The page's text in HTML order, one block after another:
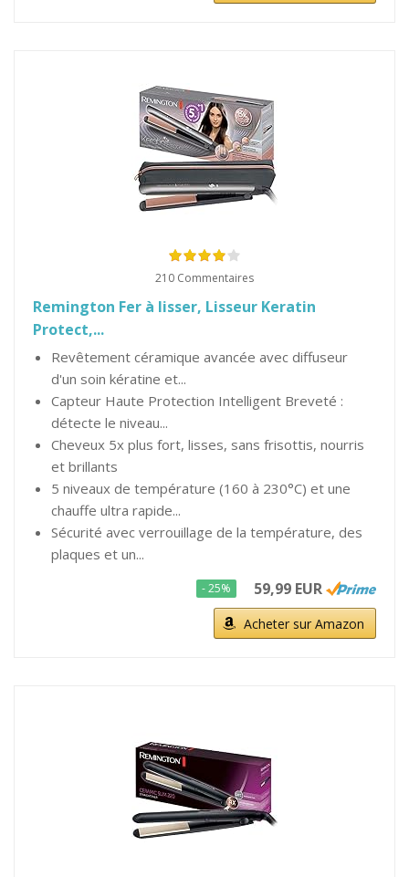
210 Commentaires
Remington Fer à lisser, Lisseur Keratin
Protect,...
Revêtement céramique avancée avec diffuseur
d'un soin kératine et...
Capteur Haute Protection Intelligent Breveté :
détecte le niveau...
Cheveux 5x plus fort, lisses, sans frisottis, nourris
et brillants
5 niveaux de température (160 à 230°C) et une
chauffe ultra rapide...
Sécurité avec verrouillage de la température, des
plaques et un...
- 25% 59,99 EUR
Acheter sur Amazon